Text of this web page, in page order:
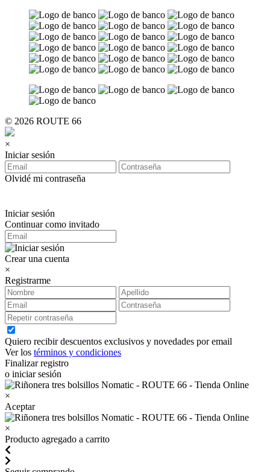
© 2026 ROUTE 66
×
Iniciar sesión
Olvidé mi contraseña
Iniciar sesión
Continuar como invitado
Crear una cuenta
×
Registrarme
Quiero recibir descuentos exclusivos y novedades por email
Ver los términos y condiciones
Finalizar registro
o iniciar sesión
×
Aceptar
×
Producto agregado a carrito